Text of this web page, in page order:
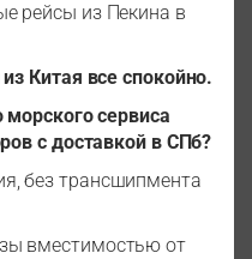
рейсы из Пекина в
Китая все спокойно.
сервиса
с доставкой в СПб?
без трансшипмента
вместимостью от